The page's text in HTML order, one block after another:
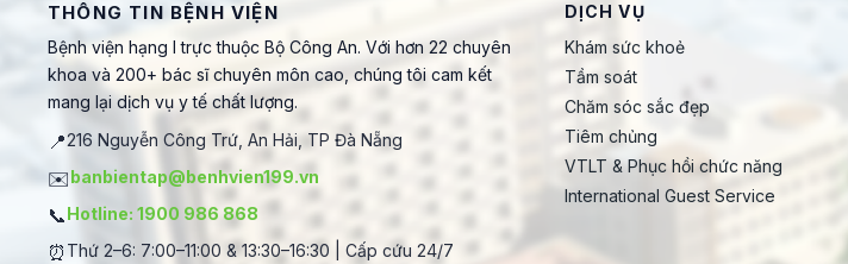
THÔNG TIN BỆNH VIỆN
Bệnh viện hạng I trực thuộc Bộ Công An. Với hơn 22 chuyên
khoa và 200+ bác sĩ chuyên môn cao, chúng tôi cam kết
mang lại dịch vụ y tế chất lượng.
📍216 Nguyễn Công Trứ, An Hải, TP Đà Nẵng
✉️banbientap@benhvien199.vn
📞Hotline: 1900 986 868
⏰ Thứ 2–6: 7:00–11:00 & 13:30–16:30 | Cấp cứu 24/7
DỊCH VỤ
Khám sức khoẻ
Tầm soát
Chăm sóc sắc đẹp
Tiêm chủng
VTLT & Phục hồi chức năng
International Guest Service